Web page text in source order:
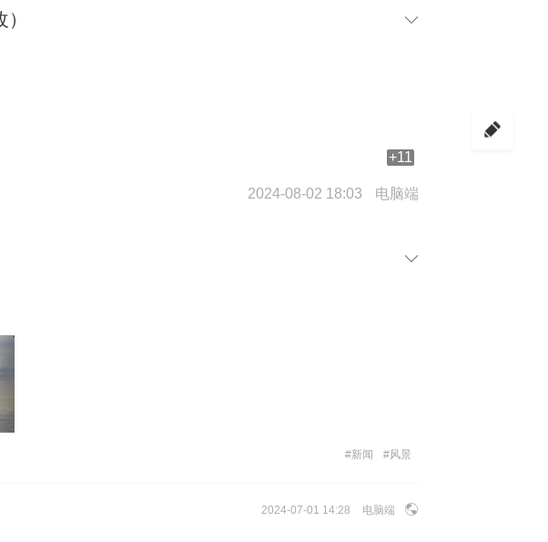
+11
2024-08-02 18:03 电脑端
#新闻 #风景
2024-07-01 14:28 电脑端